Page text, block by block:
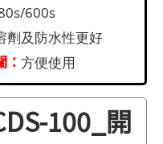
600s
劑及防水性更好
方便使用
100_開